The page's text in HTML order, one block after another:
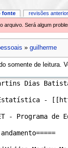
arquivo. Será algum
» guilherme
somente de leitura.
fonte revisões